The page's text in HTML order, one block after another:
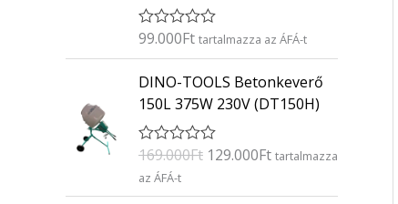
/
5
É
é
k
e
é
s
0
/
99.000Ft tartalmazza az ÁFÁ-t
DINO-TOOLS Betonkeverő
150L 375W 230V (DT150H)
É
t
é
169.000Ft
O
r
g
129.000Ft
C
u
etartalmazza
az ÁFÁ-t